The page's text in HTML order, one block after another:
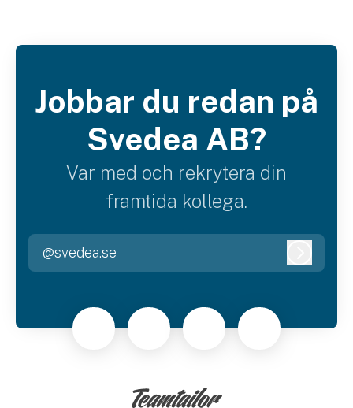
Jobbar du redan på
Svedea AB?
Var med och rekrytera din
framtida kollega.
@svedea.se